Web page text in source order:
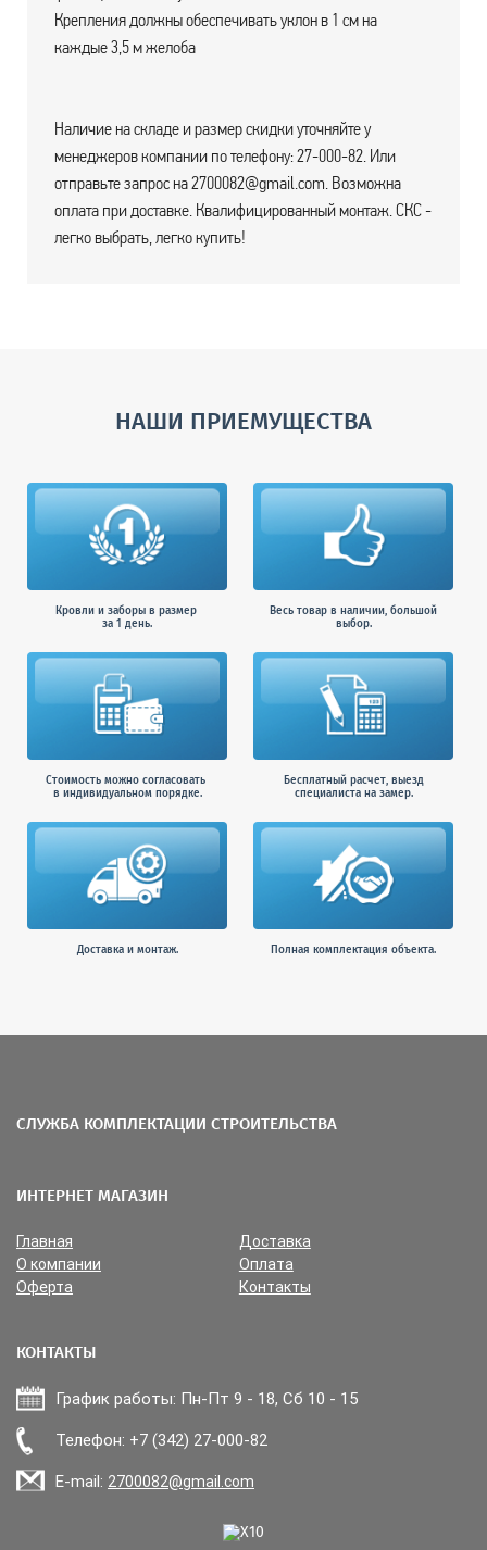
Прикрепить файл
Крепления должны обеспечивать уклон в 1 см на
каждые 3,5 м желоба
Наличие на складе и размер скидки уточняйте у
менеджеров компании по телефону: 27-000-82. Или
отправьте запрос на 2700082@gmail.com. Возможна
оплата при доставке. Квалифицированный монтаж. СКС -
легко выбрать, легко купить!
НАШИ ПРИЕМУЩЕСТВА
Кровли и заборы в размер
за 1 день.
Весь товар в наличии, большой
выбор.
Стоимость можно согласовать
в индивидуальном порядке.
Бесплатный расчет, выезд
специалиста на замер.
Доставка и монтаж. Полная комплектация объекта.
СЛУЖБА КОМПЛЕКТАЦИИ СТРОИТЕЛЬСТВА
ИНТЕРНЕТ МАГАЗИН
Главная
Доставка
О компании
Оплата
Оферта
Контакты
КОНТАКТЫ
График работы: Пн-Пт 9 - 18, Сб 10 - 15
Телефон: +7 (342) 27-000-82
E-mail: 2700082@gmail.com